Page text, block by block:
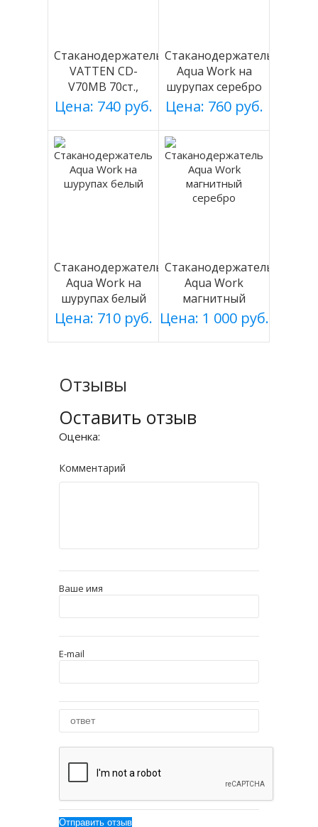
Стаканодержатель
VATTEN CD-
V70MB 70ст.,
черный, магнит.
Цена: 740 руб.
Стаканодержатель
Aqua Work на
шурупах серебро
Цена: 760 руб.
Стаканодержатель
Aqua Work на
шурупах белый
Цена: 710 руб.
Стаканодержатель
Aqua Work
магнитный
серебро
Цена: 1 000 руб.
Отзывы
Оставить отзыв
Оценка:
Комментарий
Ваше имя
E-mail